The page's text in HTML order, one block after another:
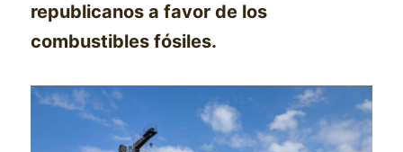
republicanos a favor de los
combustibles fósiles.